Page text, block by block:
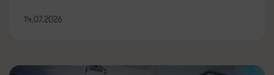
14.07.2026